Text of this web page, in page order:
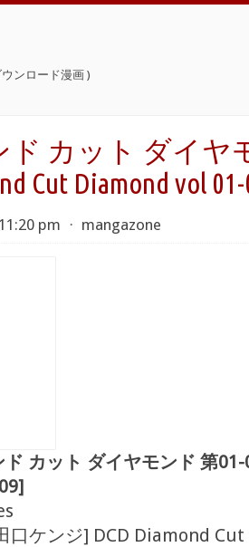
ンロード漫画 )
カット ダイヤ
Cut Diamond vol
pm ⋅ mangazone
ド カット ダイヤモンド 第
口ケンジ] DCD Diamond